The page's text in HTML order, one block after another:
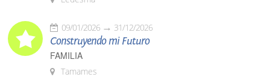
09/01/2026 31/12/2026
Construyendo mi Futuro
FAMILIA
Tamames